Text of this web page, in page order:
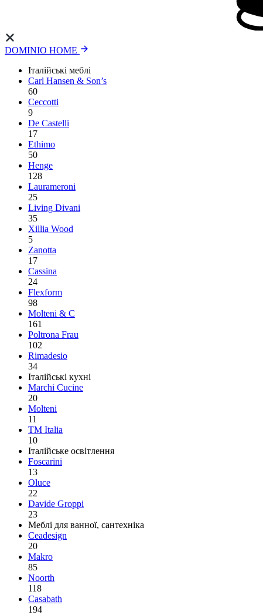
DOMINIO HOME
Італійські меблі
Carl Hansen & Son’s
60
Ceccotti
9
De Castelli
17
Ethimo
50
Henge
128
Laurameroni
25
Living Divani
35
Xillia Wood
5
Zanotta
17
Cassina
24
Flexform
98
Molteni & C
161
Poltrona Frau
102
Rimadesio
34
Італійські кухні
Marchi Cucine
20
Molteni
11
TM Italia
10
Італійське освітлення
Foscarini
13
Oluce
22
Davide Groppi
23
Меблі для ванної, сантехніка
Ceadesign
20
Makro
85
Noorth
118
Сasabath
194